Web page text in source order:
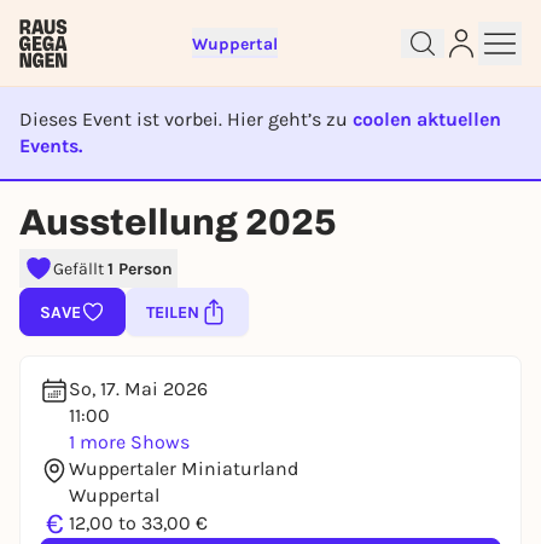
Wuppertal
Dieses Event ist vorbei. Hier geht’s zu coolen aktuellen
Events.
EVENT IST BEENDET
Ausstellung 2025
Gefällt1 Person
SAVE TEILEN
So, 17. Mai 2026
11:00
1 more Shows
Wuppertaler Miniaturland
Wuppertal
€ 12,00 to 33,00 €
Sign up for free and get started
right away
To like events, follow pages, or participate in
lotteries, you need a free Rausgegangen account.